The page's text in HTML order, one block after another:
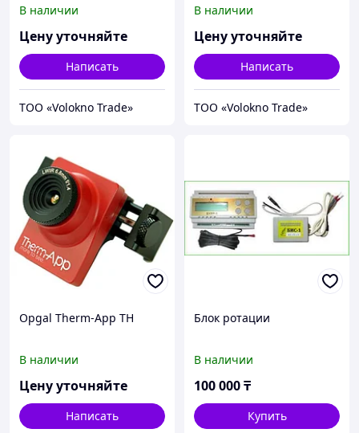
В наличии
Цену уточняйте
Написать
ТОО «Volokno Trade»
В наличии
Цену уточняйте
Написать
ТОО «Volokno Trade»
Opgal Therm-App TH
В наличии
Цену уточняйте
Написать
Блок ротации
В наличии
100 000₸
Купить